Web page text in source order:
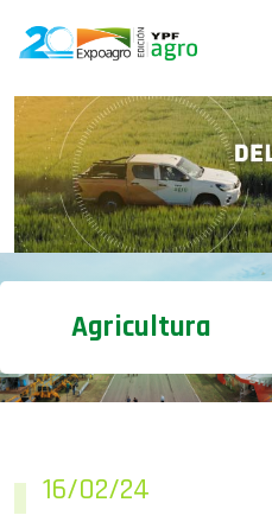
Agricultura
16/02/24